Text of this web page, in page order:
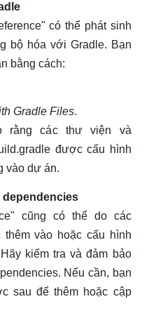
có thể phát sinh
bộ hóa với Gradle. Bạn
bằng cách:
Gradle Files.
rằng các thư viện và
được cấu hình
vào dự án.
cũng có thể do các
vào hoặc cấu hình
kiểm tra và đảm bảo
Nếu cần, bạn
sau để thêm hoặc cập